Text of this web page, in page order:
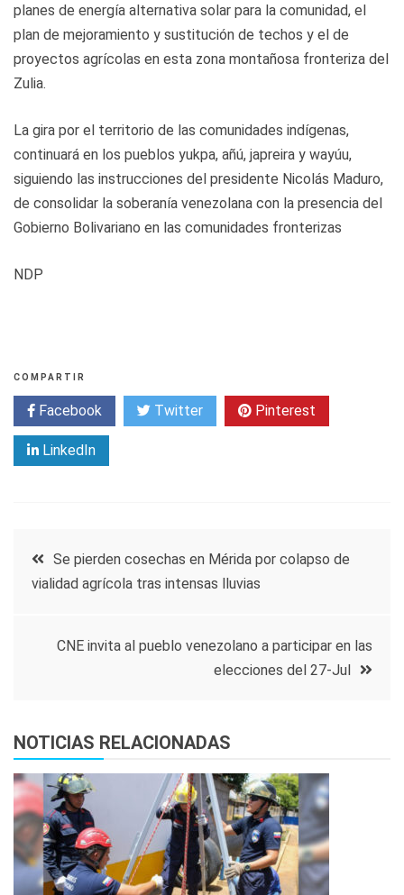
planes de energía alternativa solar para la comunidad, el
plan de mejoramiento y sustitución de techos y el de
proyectos agrícolas en esta zona montañosa fronteriza del
Zulia.
La gira por el territorio de las comunidades indígenas,
continuará en los pueblos yukpa, añú, japreira y wayúu,
siguiendo las instrucciones del presidente Nicolás Maduro,
de consolidar la soberanía venezolana con la presencia del
Gobierno Bolivariano en las comunidades fronterizas
NDP
COMPARTIR
Facebook Twitter Pinterest
LinkedIn
Navegación
entradas
Se pierden cosechas en Mérida por colapso de
vialidad agrícola tras intensas lluvias
CNE invita al pueblo venezolano a participar en las
elecciones del 27-Jul
NOTICIAS RELACIONADAS